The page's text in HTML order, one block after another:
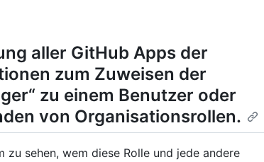
aller GitHub Apps der
zum Zuweisen der
zu einem Benutzer oder
von Organisationsrollen.
zu sehen, wem diese Rolle und jede andere